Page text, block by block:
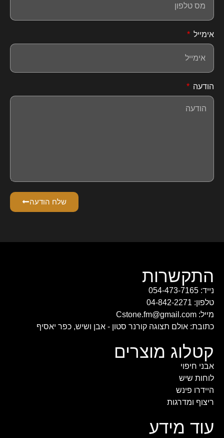
אימייל
הודעה
שלח הודעה
התקשרות
נייד: 054-473-7165
טלפון: 04-842-2271
מייל: Cstone.fm@gmail.com
כתובת: אולם תצוגה קורנר סטון - אבן ושיש, כפר יאסיף
קטלוג מוצרים
אבני חיפוי
לוחות שיש
היידרו פינש
ריצוף ומדרגות
עוד מידע